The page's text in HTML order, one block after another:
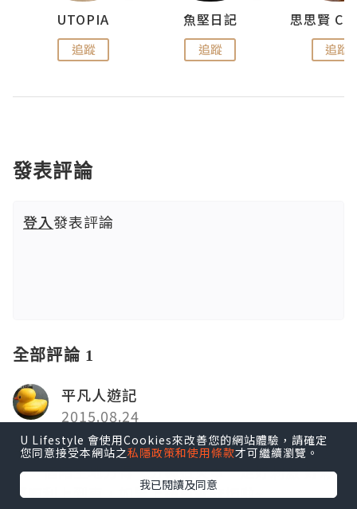
UTOPIA
追蹤
魚堅日記
追蹤 追蹤
發表評論
登入發表評論
全部評論 1
平凡人遊記
2015.08.24
飛機上有Haagen Dazs食真係正，我未試過@@
係一個陌生地方得一分鐘追火車一定好刺激 好彩
都順利上到車，如果上錯車就麻煩啦~
U Lifestyle 會使用Cookies來改善您的網站體驗，請確定
您同意接受本網站之私隱政策和使用條款才可繼續瀏覽。
我已閱讀及同意